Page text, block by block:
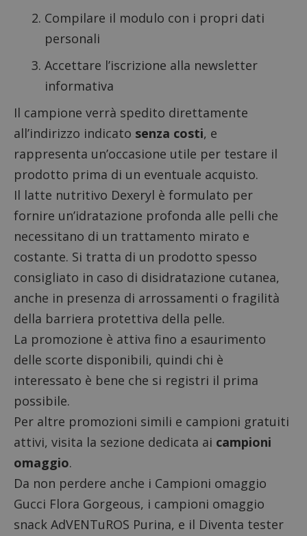
Compilare il modulo con i propri dati
personali
Accettare l’iscrizione alla newsletter
informativa
Il campione verrà spedito direttamente
all’indirizzo indicato senza costi, e
rappresenta un’occasione utile per testare il
prodotto prima di un eventuale acquisto.
Il latte nutritivo Dexeryl è formulato per
fornire un’idratazione profonda alle pelli che
necessitano di un trattamento mirato e
costante. Si tratta di un prodotto spesso
consigliato in caso di disidratazione cutanea,
anche in presenza di arrossamenti o fragilità
della barriera protettiva della pelle.
La promozione è attiva fino a esaurimento
delle scorte disponibili, quindi chi è
interessato è bene che si registri il prima
possibile.
Per altre promozioni simili e campioni gratuiti
attivi, visita la sezione dedicata ai campioni
omaggio.
Da non perdere anche i Campioni omaggio
Gucci Flora Gorgeous, i campioni omaggio
snack AdVENTuROS Purina, e il Diventa tester